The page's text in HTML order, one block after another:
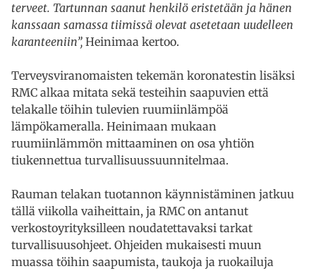
terveet. Tartunnan saanut henkilö eristetään ja hänen
kanssaan samassa tiimissä olevat asetetaan uudelleen
karanteeniin”, Heinimaa kertoo.
Terveysviranomaisten tekemän koronatestin lisäksi
RMC alkaa mitata sekä testeihin saapuvien että
telakalle töihin tulevien ruumiinlämpöä
lämpökameralla. Heinimaan mukaan
ruumiinlämmön mittaaminen on osa yhtiön
tiukennettua turvallisuussuunnitelmaa.
Rauman telakan tuotannon käynnistäminen jatkuu
tällä viikolla vaiheittain, ja RMC on antanut
verkostoyrityksilleen noudatettavaksi tarkat
turvallisuusohjeet. Ohjeiden mukaisesti muun
muassa töihin saapumista, taukoja ja ruokailuja